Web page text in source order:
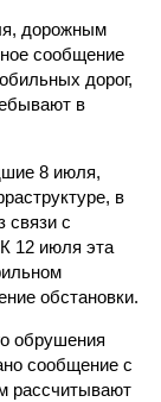
дорожным
сообщение
дорог,
в
8 июля,
в
связи с
12 июля эта
обстановки.
обрушения
сообщение с
рассчитывают